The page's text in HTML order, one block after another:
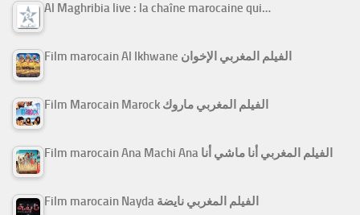
Al Maghribia live : la chaîne marocaine qui…
Film marocain Al Ikhwane الفيلم المغربي الإخوان
Film Marocain Marock الفيلم المغربي ماروك
Film marocain Ana Machi Ana الفيلم المغربي أنا ماشي أنا
Film marocain Nayda الفيلم المغربي نايضة